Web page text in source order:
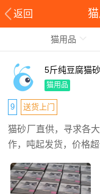
返回
猫用品
5斤纯豆腐猫
猫用品
9 送货上门
猫砂厂直供，寻求各
作，吨起发货，价格